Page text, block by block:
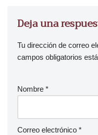
Deja una
Tu dirección de correo
campos obligatorios
Nombre *
Correo electrónico *